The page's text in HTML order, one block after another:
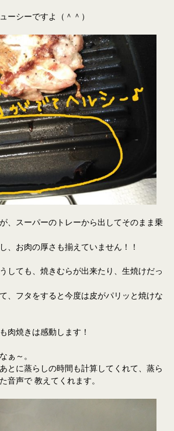
ーシーですよ（＾＾）
、スーパーのトレーから出してそのまま乗
、お肉の厚さも揃えていません！！
しても、焼きむらが出来たり、生焼けだっ
、フタをすると今度は皮がパリッと焼けな
肉焼きは感動します！
ぁ～。
とに蒸らしの時間も計算してくれて、蒸ら
音声で 教えてくれます。